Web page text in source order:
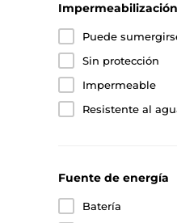
Impermeabilización
Puede
Sin protección
Impermeable
Resistente al
Fuente de energía
Batería